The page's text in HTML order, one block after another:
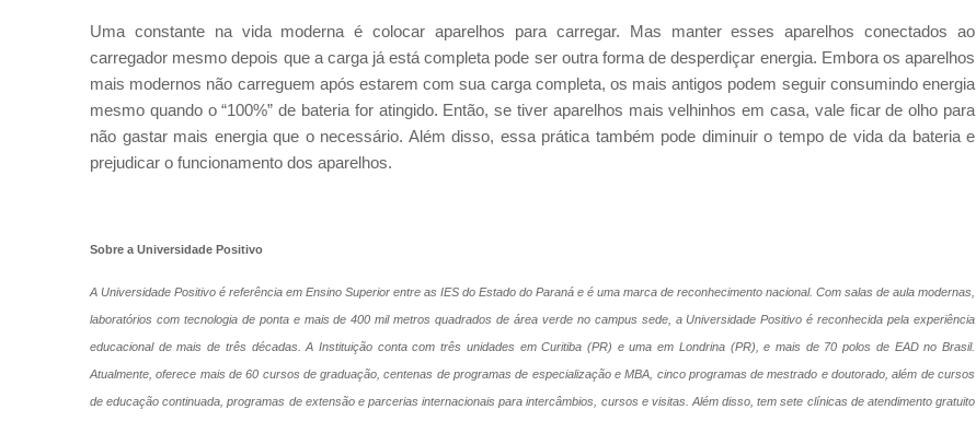
Uma constante na vida moderna é colocar aparelhos para carregar. Mas manter esses aparelhos conectados ao
carregador mesmo depois que a carga já está completa pode ser outra forma de desperdiçar energia. Embora os aparelhos
mais modernos não carreguem após estarem com sua carga completa, os mais antigos podem seguir consumindo energia
mesmo quando o “100%” de bateria for atingido. Então, se tiver aparelhos mais velhinhos em casa, vale ficar de olho para
não gastar mais energia que o necessário. Além disso, essa prática também pode diminuir o tempo de vida da bateria e
prejudicar o funcionamento dos aparelhos.
Sobre a Universidade Positivo
A Universidade Positivo é referência em Ensino Superior entre as IES do Estado do Paraná e é uma marca de reconhecimento nacional. Com salas de aula modernas,
laboratórios com tecnologia de ponta e mais de 400 mil metros quadrados de área verde no campus sede, a Universidade Positivo é reconhecida pela experiência
educacional de mais de três décadas. A Instituição conta com três unidades em Curitiba (PR) e uma em Londrina (PR), e mais de 70 polos de EAD no Brasil.
Atualmente, oferece mais de 60 cursos de graduação, centenas de programas de especialização e MBA, cinco programas de mestrado e doutorado, além de cursos
de educação continuada, programas de extensão e parcerias internacionais para intercâmbios, cursos e visitas. Além disso, tem sete clínicas de atendimento gratuito